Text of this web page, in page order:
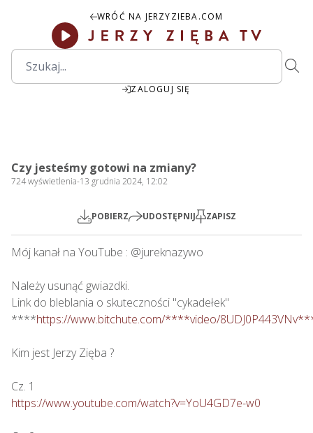
WRÓĆ NA JERZYZIEBA.COM
ZALOGUJ SIĘ
Play
Czy jesteśmy gotowi na zmiany?
724wyświetlenia-13 grudnia 2024, 12:02
POBIERZ UDOSTĘPNIJ ZAPISZ
Mój kanał na YouTube : @jureknazywo
Należy usunąć gwiazdki.
Link do bleblania o skuteczności "cykadełek"
****https://www.bitchute.com/****video/
Kim jest Jerzy Zięba ?
https://www.youtube.com/watch?v=YoU4GD7e-w0